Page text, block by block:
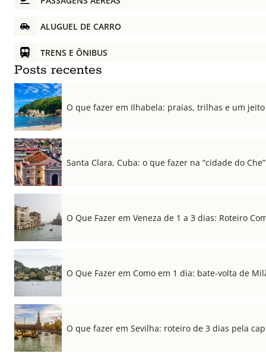
ALUGUEL DE CARRO
TRENS E ÔNIBUS
Posts recentes
O que fazer em Ilhabela: praias, trilhas e um
Santa Clara, Cuba: o que fazer na “cidade do Che”
O Que Fazer em Veneza de 1 a 3 dias: Roteiro
O Que Fazer em Como em 1 dia: bate-volta de
O que fazer em Sevilha: roteiro de 3 dias pela